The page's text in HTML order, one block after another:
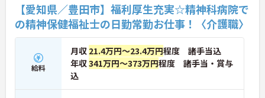
【愛知県／豊田市】福利厚生充実☆精神科病院で
の精神保健福祉士の日勤常勤お仕事！〈介護職〉
給料
月収 21.4万円～23.4万円程度 諸手当込
年収341万円～373万円程度 諸手当・賞与
込